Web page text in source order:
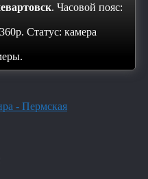
. Часовой пояс:
Статус: камера